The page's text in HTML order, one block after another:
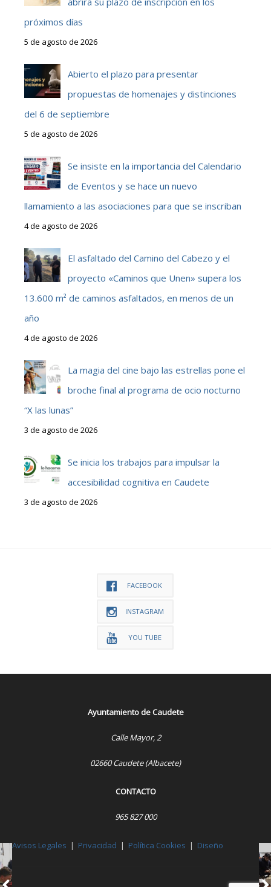
próximos días
5 de agosto de 2026
Abierto el plazo para presentar
propuestas de homenajes y distinciones
del 6 de septiembre
5 de agosto de 2026
Se insiste en la importancia del Calendario
de Eventos y se hace un nuevo
llamamiento a las asociaciones para que se inscriban
4 de agosto de 2026
El asfaltado del Camino del Cabezo y el
proyecto «Caminos que Unen» supera los
13.600 m² de caminos asfaltados, en menos de un
año
4 de agosto de 2026
La magia del cine bajo las estrellas pone el
broche final al programa de ocio nocturno
“X las lunas”
3 de agosto de 2026
Se inicia los trabajos para impulsar la
accesibilidad cognitiva en Caudete
3 de agosto de 2026
FACEBOOK
INSTAGRAM
YOU TUBE
Ayuntamiento de Caudete
Calle Mayor, 2
02660 Caudete (Albacete)
CONTACTO
965 827 000
Avisos Legales | Privacidad | Política Cookies | Diseño